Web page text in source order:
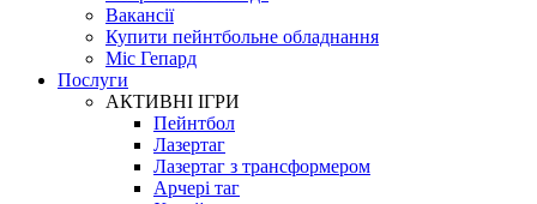
Вакансії
Купити пейнтбольне обладнання
Міс Гепард
Послуги
АКТИВНІ ІГРИ
Пейнтбол
Лазертаг
Лазертаг з трансформером
Арчері таг